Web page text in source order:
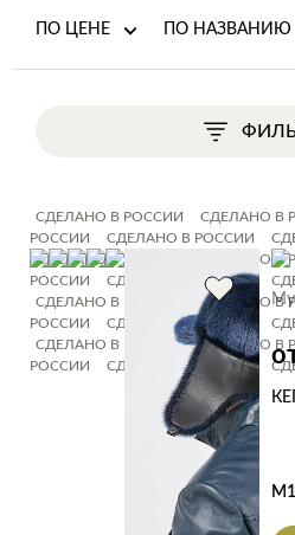
ПО ЦЕНЕ ПО НАЗВАНИЮ
СДЕЛАНО В РОССИИ СДЕЛАНО В
РОССИИ
СДЕЛАНО В РОССИИ
СДЕЛАНО В РОССИИ
СДЕЛАНО В
РОССИИ
СДЕЛАНО В РОССИИ
СДЕЛАНО В РОССИИ
СДЕЛАНО В
РОССИИ
СДЕЛАНО В РОССИИ
СДЕЛАНО В РОССИИ
СДЕЛАНО В
РОССИИ
СДЕЛАНО В РОССИИ